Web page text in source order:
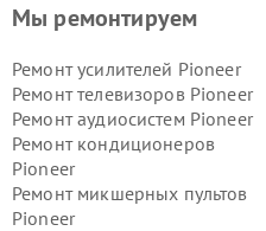
Мы ремонтируем
Ремонт усилителей Pioneer
Ремонт телевизоров Pioneer
Ремонт аудиосистем Pioneer
Ремонт кондиционеров
Pioneer
Ремонт микшерных пультов
Pioneer